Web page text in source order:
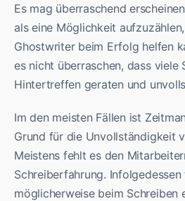
Es mag überraschend
als eine Möglichkeit
Ghostwriter beim Erfolg helfen
es nicht überraschen, dass viele
Hintertreffen geraten und
Im den meisten Fällen ist
Grund für die Unvollständigkeit
Meistens fehlt es den
Schreiberfahrung.
möglicherweise beim Schreiben